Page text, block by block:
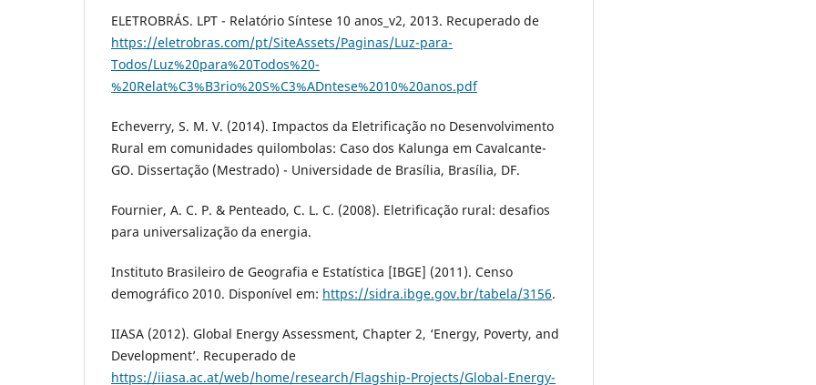
ELETROBRÁS. LPT - Relatório Síntese 10 anos_v2, 2013. Recuperado de
https://eletrobras.com/pt/SiteAssets/Paginas/Luz-para-
Todos/Luz%20para%20Todos%20-
%20Relat%C3%B3rio%20S%C3%ADntese%2010%20anos.pdf
Echeverry, S. M. V. (2014). Impactos da Eletrificação no Desenvolvimento
Rural em comunidades quilombolas: Caso dos Kalunga em Cavalcante-
GO. Dissertação (Mestrado) - Universidade de Brasília, Brasília, DF.
Fournier, A. C. P. & Penteado, C. L. C. (2008). Eletrificação rural: desafios
para universalização da energia.
Instituto Brasileiro de Geografia e Estatística [IBGE] (2011). Censo
demográfico 2010. Disponível em: https://sidra.ibge.gov.br/tabela/3156.
IIASA (2012). Global Energy Assessment, Chapter 2, ‘Energy, Poverty, and
Development’. Recuperado de
https://iiasa.ac.at/web/home/research/Flagship-Projects/Global-Energy-